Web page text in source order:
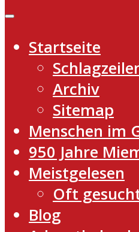
Startseite
Archiv
Sitemap
Menschen im
950 Jahre
Meistgelesen
Oft
Blog